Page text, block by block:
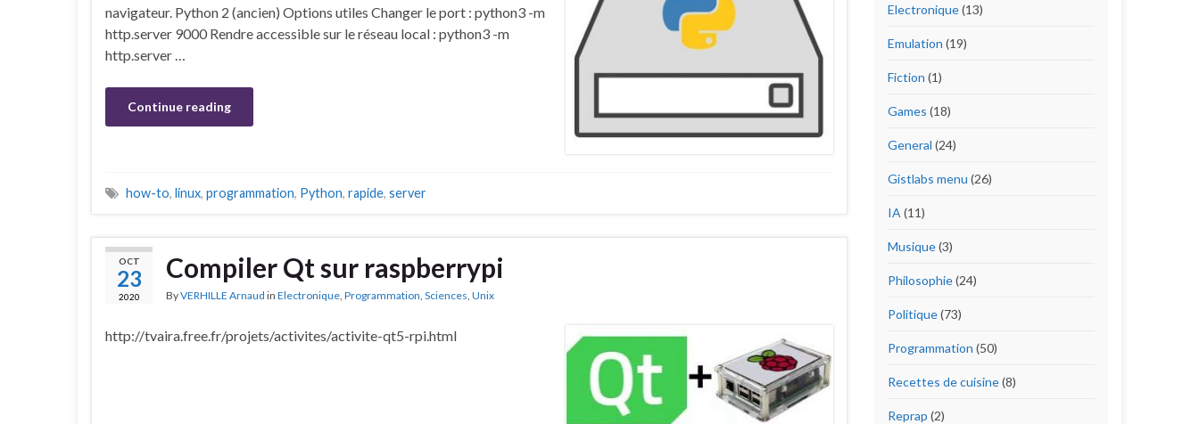
navigateur. Python 2 (ancien) Options utiles Changer le port : python3 -m
http.server 9000 Rendre accessible sur le réseau local : python3 -m
http.server …
Continue reading
how-to, linux, programmation, Python, rapide, server
OCT
23
2020
Compiler Qt sur raspberrypi
ByVERHILLE Arnaud in Electronique, Programmation, Sciences, Unix
http://tvaira.free.fr/projets/activites/activite-qt5-rpi.html
Electronique(13)
Emulation (19)
Fiction (1)
Games (18)
General (24)
Gistlabs menu (26)
IA (11)
Musique(3)
Philosophie(24)
Politique(73)
Programmation (50)
Recettes de cuisine(8)
Reprap (2)